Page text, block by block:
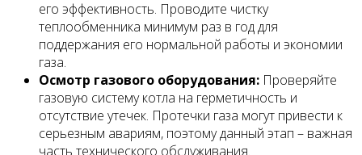
его эффективность. Проводите чистку
теплообменника минимум раз в год для
поддержания его нормальной работы и экономии
газа.
Осмотр газового оборудования: Проверяйте
газовую систему котла на герметичность и
отсутствие утечек. Протечки газа могут привести к
серьезным авариям, поэтому данный этап – важная
часть технического обслуживания.